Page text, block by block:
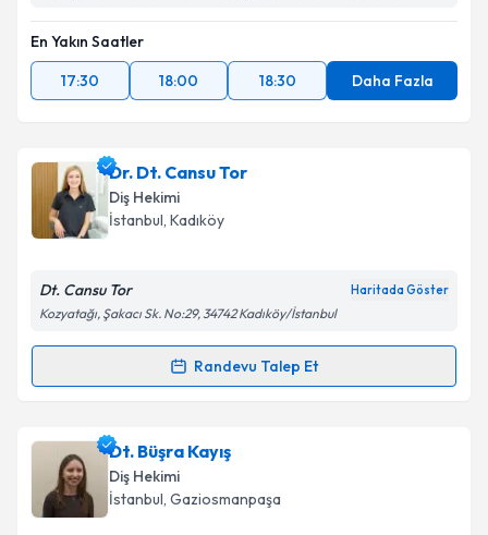
En Yakın Saatler
17:30
18:00 18:30 Daha Fazla
Dr. Dt. Cansu Tor
Diş Hekimi
İstanbul, Kadıköy
Dt. Cansu Tor Haritada Göster
Kozyatağı, Şakacı Sk. No:29, 34742 Kadıköy/İstanbul
Randevu Talep Et
Randevu Takvimi Talebi
Dr. Dt. Cansu Toriçin randevu takvimi talebi
oluşturun. Size bu uzmandan randevu almanız için bir
takvim hazırlandığında e-posta ile bilgilendireceğiz.
Dt. Büşra Kayış
Diş Hekimi
İstanbul, Gaziosmanpaşa